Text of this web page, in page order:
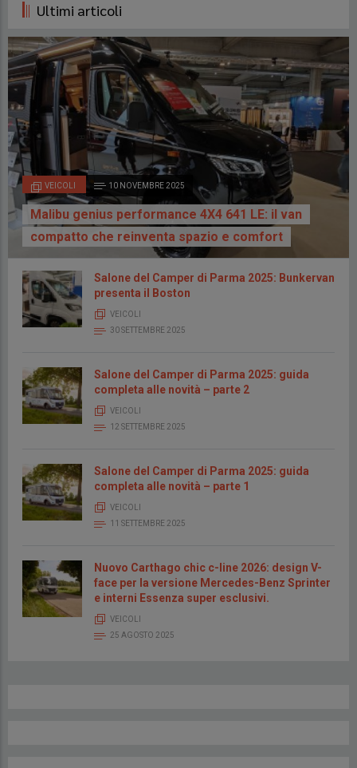
Ultimi articoli
VEICOLI 10 NOVEMBRE 2025
Malibu genius performance 4X4 641 LE: il van
compatto che reinventa spazio e comfort
Salone del Camper di Parma 2025: Bunkervan
presenta il Boston
VEICOLI
30 SETTEMBRE 2025
Salone del Camper di Parma 2025: guida
completa alle novità – parte 2
VEICOLI
12 SETTEMBRE 2025
Salone del Camper di Parma 2025: guida
completa alle novità – parte 1
VEICOLI
11 SETTEMBRE 2025
Nuovo Carthago chic c-line 2026: design V-
face per la versione Mercedes-Benz Sprinter
e interni Essenza super esclusivi.
VEICOLI
25 AGOSTO 2025